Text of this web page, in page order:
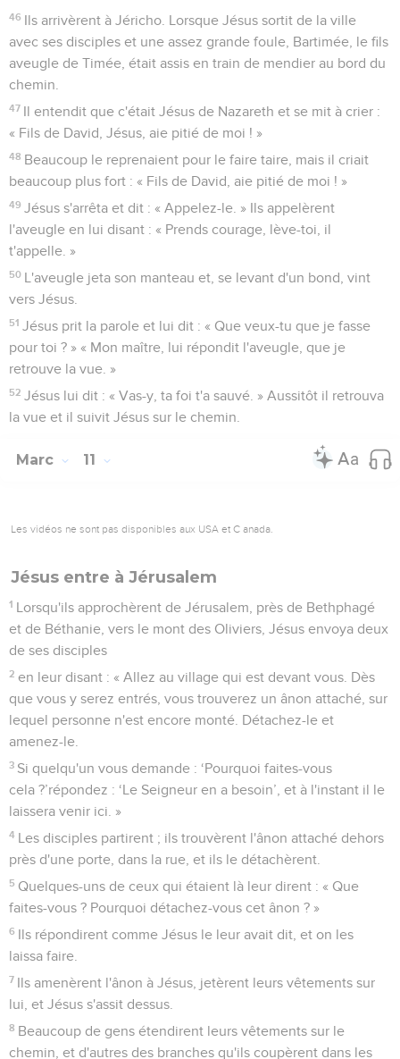
46 Ils arrivèrent à Jéricho. Lorsque Jésus sortit de la ville
avec ses disciples et une assez grande foule, Bartimée, le fils
aveugle de Timée, était assis en train de mendier au bord du
chemin.
47 Il entendit que c'était Jésus de Nazareth et se mit à crier :
« Fils de David, Jésus, aie pitié de moi ! »
48 Beaucoup le reprenaient pour le faire taire, mais il criait
beaucoup plus fort : « Fils de David, aie pitié de moi ! »
49 Jésus s'arrêta et dit : « Appelez-le. » Ils appelèrent
l'aveugle en lui disant : « Prends courage, lève-toi, il
t'appelle. »
50 L'aveugle jeta son manteau et, se levant d'un bond, vint
vers Jésus.
51 Jésus prit la parole et lui dit : « Que veux-tu que je fasse
pour toi ? » « Mon maître, lui répondit l'aveugle, que je
retrouve la vue. »
52 Jésus lui dit : « Vas-y, ta foi t'a sauvé. » Aussitôt il retrouva
la vue et il suivit Jésus sur le chemin.
Marc 11
Les vidéos ne sont pas disponibles aux USA et C anada.
Jésus entre à Jérusalem
1 Lorsqu'ils approchèrent de Jérusalem, près de Bethphagé
et de Béthanie, vers le mont des Oliviers, Jésus envoya deux
de ses disciples
2 en leur disant : « Allez au village qui est devant vous. Dès
que vous y serez entrés, vous trouverez un ânon attaché, sur
lequel personne n'est encore monté. Détachez-le et
amenez-le.
3 Si quelqu'un vous demande : ‘Pourquoi faites-vous
cela ?’répondez : ‘Le Seigneur en a besoin’, et à l'instant il le
laissera venir ici. »
4 Les disciples partirent ; ils trouvèrent l'ânon attaché dehors
près d'une porte, dans la rue, et ils le détachèrent.
5 Quelques-uns de ceux qui étaient là leur dirent : « Que
faites-vous ? Pourquoi détachez-vous cet ânon ? »
6 Ils répondirent comme Jésus le leur avait dit, et on les
laissa faire.
7 Ils amenèrent l'ânon à Jésus, jetèrent leurs vêtements sur
lui, et Jésus s'assit dessus.
8 Beaucoup de gens étendirent leurs vêtements sur le
chemin, et d'autres des branches qu'ils coupèrent dans les